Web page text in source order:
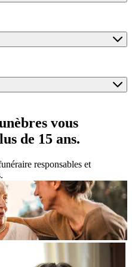
vous
de 15 ans.
responsables et